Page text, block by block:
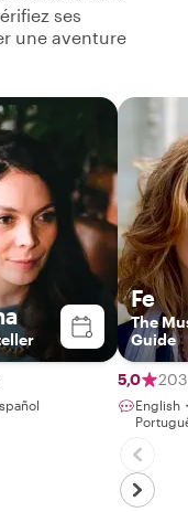
ses
une aventure
Fe
The
Guide
5,0
English